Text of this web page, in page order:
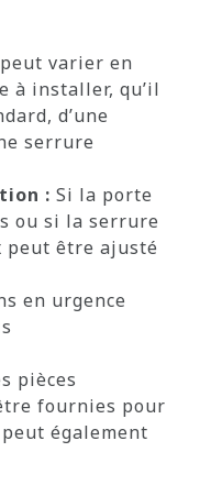
varier en
à installer, qu’il
d’une
serrure
: Si la porte
ou si la serrure
peut être ajusté
en urgence
pièces
fournies pour
également